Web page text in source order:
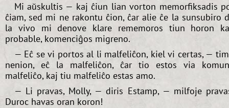
Mi aŭskultis — kaj ĉiun lian vorton memorfiksadis
ĉiam, sed mi ne rakontu ĉion, ĉar alie ĉe la sunsubiro
la vivo mi denove klare rememoros tiun horon
probable, komenciĝos migreno.
— Eĉ se vi portos al li malfeliĉon, kiel vi certas, —
nenion, eĉ la malfeliĉon, ĉar tio estos via
malfeliĉo, kaj tiu malfeliĉo estas amo.
— Li pravas, Molly, — diris Estamp, — milfoje
Duroc havas oran koron!